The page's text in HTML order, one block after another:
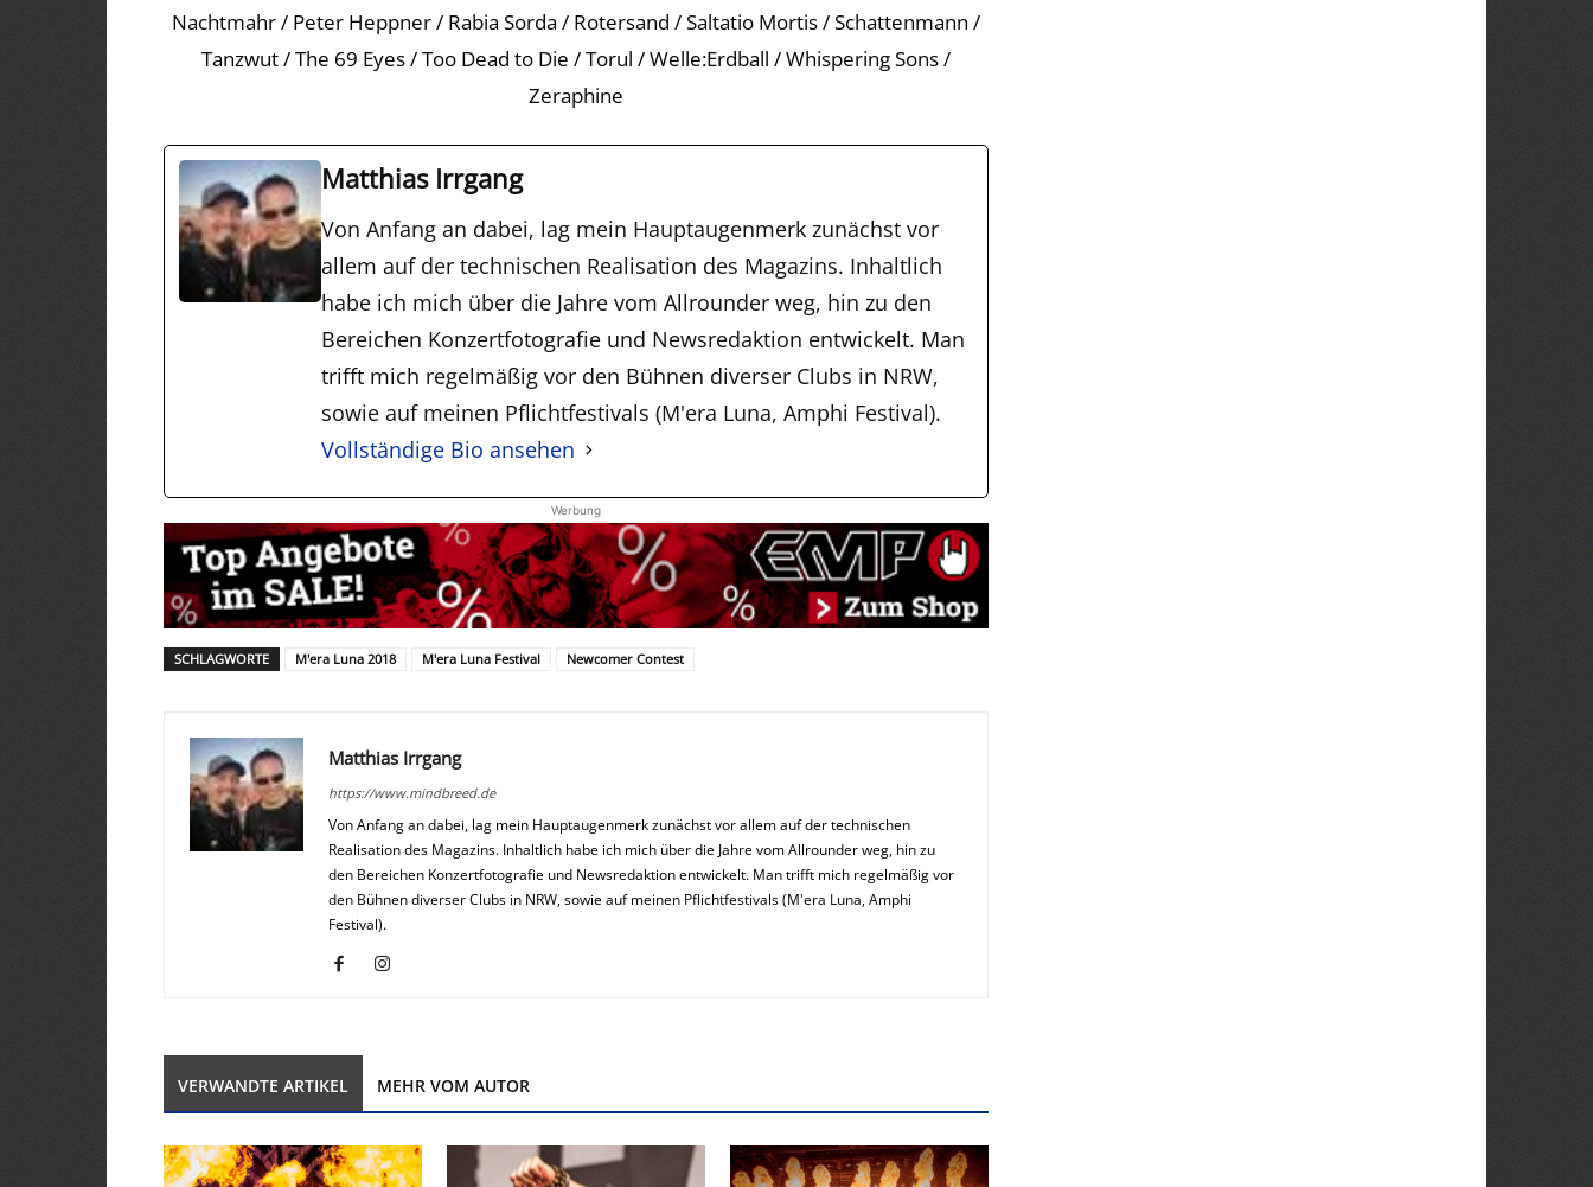
Nachtmahr / Peter Heppner / Rabia Sorda / Rotersand / Saltatio Mortis / Schattenmann /
Tanzwut / The 69 Eyes / Too Dead to Die / Torul / Welle:Erdball / Whispering Sons /
Zeraphine
Matthias Irrgang
Von Anfang an dabei, lag mein Hauptaugenmerk zunächst vor
allem auf der technischen Realisation des Magazins. Inhaltlich
habe ich mich über die Jahre vom Allrounder weg, hin zu den
Bereichen Konzertfotografie und Newsredaktion entwickelt. Man
trifft mich regelmäßig vor den Bühnen diverser Clubs in NRW,
sowie auf meinen Pflichtfestivals (M'era Luna, Amphi Festival).
Vollständige Bio ansehen
Werbung
SCHLAGWORTE M'era Luna 2018 M'era Luna Festival Newcomer Contest
Matthias Irrgang
https://www.mindbreed.de
Von Anfang an dabei, lag mein Hauptaugenmerk zunächst vor allem auf der technischen
Realisation des Magazins. Inhaltlich habe ich mich über die Jahre vom Allrounder weg, hin zu
den Bereichen Konzertfotografie und Newsredaktion entwickelt. Man trifft mich regelmäßig vor
den Bühnen diverser Clubs in NRW, sowie auf meinen Pflichtfestivals (M'era Luna, Amphi
Festival).
VERWANDTE ARTIKEL MEHR VOM AUTOR